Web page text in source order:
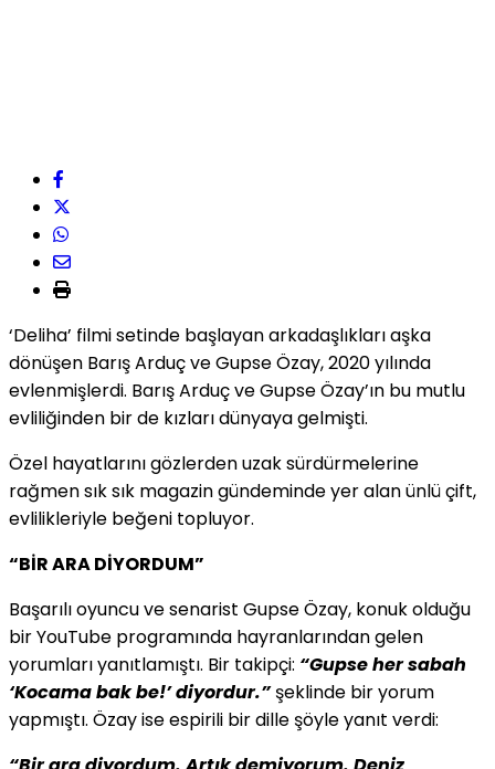
‘Deliha’ filmi setinde başlayan arkadaşlıkları aşka
dönüşen Barış Arduç ve Gupse Özay, 2020 yılında
evlenmişlerdi. Barış Arduç ve Gupse Özay’ın bu mutlu
evliliğinden bir de kızları dünyaya gelmişti.
Özel hayatlarını gözlerden uzak sürdürmelerine
rağmen sık sık magazin gündeminde yer alan ünlü çift,
evlilikleriyle beğeni topluyor.
“BİR ARA DİYORDUM”
Başarılı oyuncu ve senarist Gupse Özay, konuk olduğu
bir YouTube programında hayranlarından gelen
yorumları yanıtlamıştı. Bir takipçi: “Gupse her sabah
‘Kocama bak be!’ diyordur.”şeklinde bir yorum
yapmıştı. Özay ise espirili bir dille şöyle yanıt verdi: